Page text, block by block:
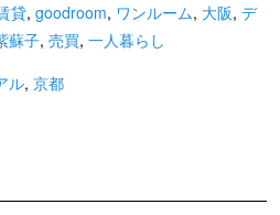
貸, goodroom, ワンルーム, 大阪, デ
蘇子, 売買, 一人暮らし
ル, 京都